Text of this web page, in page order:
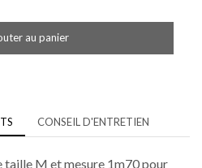
au panier
CONSEIL D'ENTRETIEN
taille M et mesure 1m70 pour